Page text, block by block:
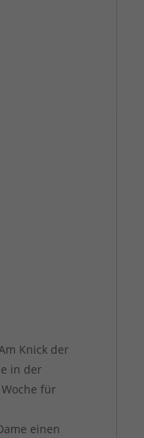
Knick der
in der
für
einen